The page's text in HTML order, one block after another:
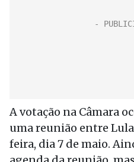
A votação na Câmara
uma reunião entre
feira, dia 7 de maio.